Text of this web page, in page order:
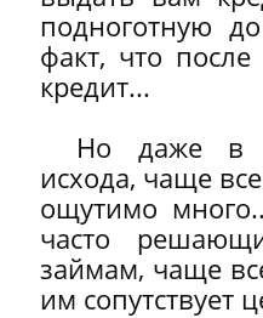
подноготную
факт, что
кредит...
Но даже в
исхода, чаще
ощутимо
часто
займам, чаще
им сопутствует